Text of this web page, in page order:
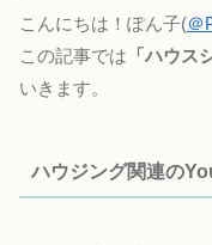
こんにちは！ぽん子(＠
この記事では 「ハウス
いきます。
ハウジング関連の